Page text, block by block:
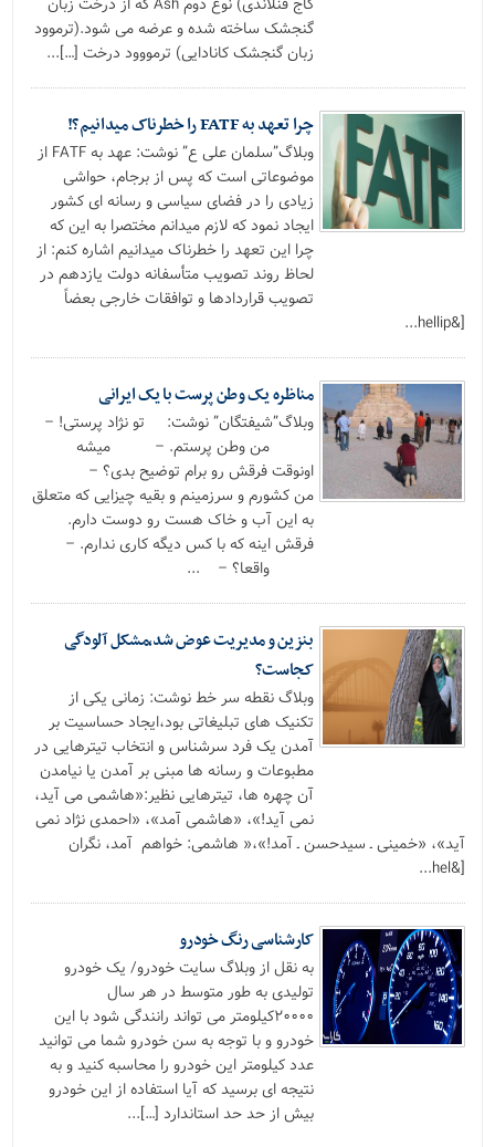
گنجشک ساخته شده و عرضه می شود.(ترموود
زبان گنجشک کانادایی) ترمووود درخت […]...
چرا تعهد به FATF را خطرناک میدانیم؟!
وبلاگ”سلمان علی ع” نوشت: عهد به FATF از
موضوعاتی است که پس از برجام، حواشی
زیادی را در فضای سیاسی و رسانه ای کشور
ایجاد نمود که لازم میدانم مختصرا به این که
چرا این تعهد را خطرناک میدانیم اشاره کنم: از
لحاظ روند تصویب متأسفانه دولت یازدهم در
تصویب قراردادها و توافقات خارجی بعضاً
[&hellip...
مناظره یک وطن پرست با یک ایرانی
وبلاگ”شیفتگان” نوشت: تو نژاد پرستی! –
من وطن پرستم. – میشه
اونوقت فرقش رو برام توضیح بدی؟ –
من کشورم و سرزمینم و بقیه چیزایی که متعلق
به این آب و خاک هست رو دوست دارم.
فرقش اینه که با کس دیگه کاری ندارم. –
واقعا؟ – ...
بنزین و مدیریت عوض شد،مشکل آلودگی
کجاست؟
وبلاگ نقطه سر خط نوشت: زمانی یکی از
تکنیک های تبلیغاتی بود،ایجاد حساسیت بر
آمدن یک فرد سرشناس و انتخاب تیترهایی در
مطبوعات و رسانه ها مبنی بر آمدن یا نیامدن
آن چهره ها، تیترهایی نظیر:«هاشمی می آید،
نمی آید!»، «هاشمی آمد»، «احمدی نژاد نمی
آید»، «خمینی ـ سیدحسن ـ آمد!»،« هاشمی: خواهم آمد، نگران
[&hel...
کارشناسی رنگ خودرو
به نقل از وبلاگ سایت خودرو/ یک خودرو
تولیدی به طور متوسط در هر سال
۲۰۰۰۰کیلومتر می تواند رانندگی شود با این
خودرو و با توجه به سن خودرو شما می توانید
عدد کیلومتر این خودرو را محاسبه کنید و به
نتیجه ای برسید که آیا استفاده از این خودرو
بیش از حد حد استاندارد […]...